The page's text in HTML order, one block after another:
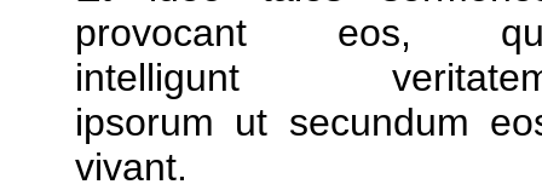
provocant eos,
intelligunt
ipsorum ut secundum
vivant.